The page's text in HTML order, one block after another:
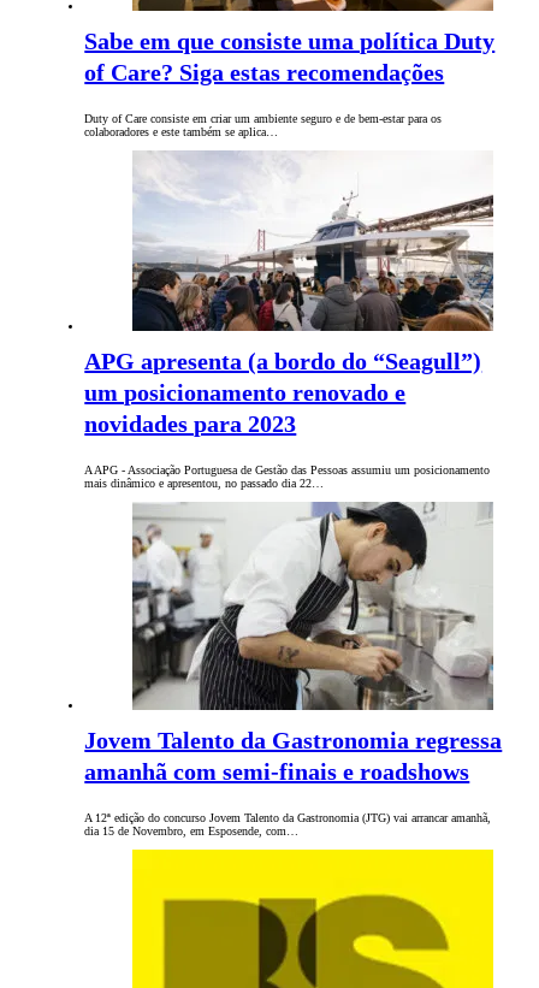
Sabe em que consiste uma política Duty
of Care? Siga estas recomendações
Duty of Care consiste em criar um ambiente seguro e de bem-estar para os
colaboradores e este também se aplica…
APG apresenta (a bordo do “Seagull”)
um posicionamento renovado e
novidades para 2023
A APG - Associação Portuguesa de Gestão das Pessoas assumiu um posicionamento
mais dinâmico e apresentou, no passado dia 22…
Jovem Talento da Gastronomia regressa
amanhã com semi-finais e roadshows
A 12ª edição do concurso Jovem Talento da Gastronomia (JTG) vai arrancar amanhã,
dia 15 de Novembro, em Esposende, com…